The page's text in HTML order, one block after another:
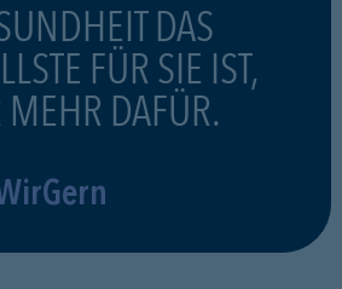
DAS
FÜR SIE IST,
DAFÜR.